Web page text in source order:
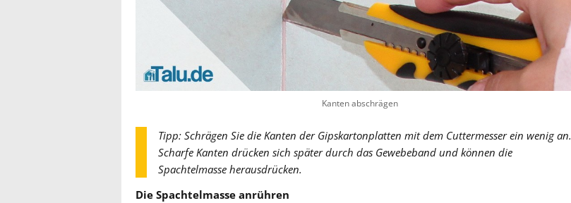
Kanten abschrägen
Tipp: Schrägen Sie die Kanten der Gipskartonplatten mit dem Cuttermesser ein wenig an.
Scharfe Kanten drücken sich später durch das Gewebeband und können die
Spachtelmasse herausdrücken.
Die Spachtelmasse anrühren